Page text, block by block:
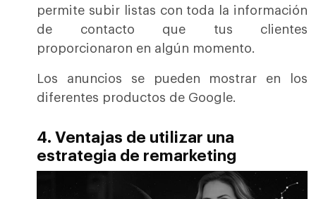
permite subir listas con toda la información
de contacto que tus clientes
proporcionaron en algún momento.
Los anuncios se pueden mostrar en los
diferentes productos de Google.
4. Ventajas de utilizar una
estrategia de remarketing